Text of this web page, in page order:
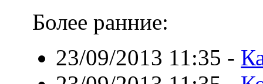
Более ранние:
23/09/2013 11:35 -